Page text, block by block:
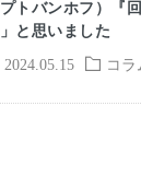
2024.05.15 コラ
トバンホフ）『
と思いました